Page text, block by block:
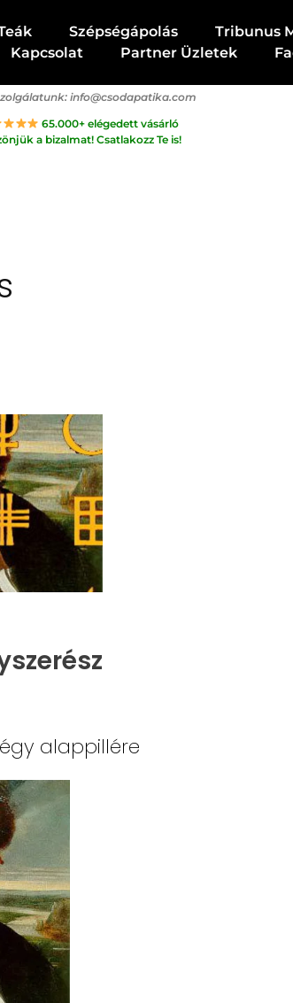
Szépségápolás Tribunus
Kapcsolat Partner Üzletek
info@csodapatika.com
65.000+ elégedett vásárló
a bizalmat! Csatlakozz Te is!
alappillére